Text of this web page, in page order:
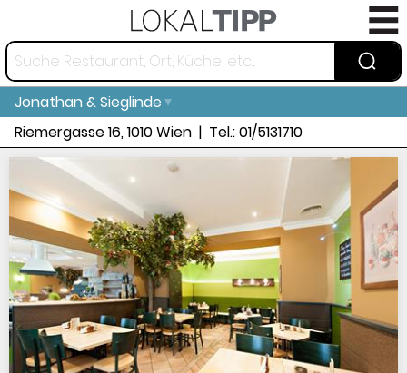
Jonathan & Sieglinde
Riemergasse 16, 1010 Wien
Tel.:01/5131710